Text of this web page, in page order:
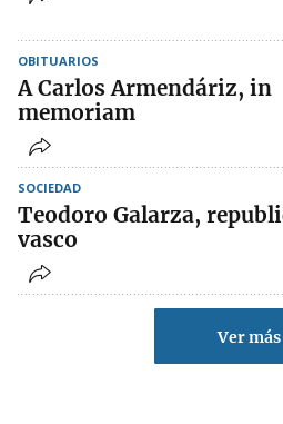
OBITUARIOS
A Carlos Armendáriz, in
memoriam
SOCIEDAD
Teodoro Galarza,
vasco
Ver más